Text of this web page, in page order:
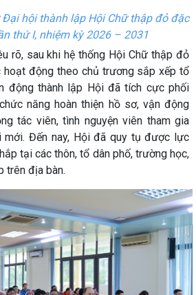
hội thành lập Hội Chữ thập đỏ đặc
thứ I, nhiệm kỳ 2026 – 2031
rõ, sau khi hệ thống Hội Chữ thập đỏ
hoạt động theo chủ trương sắp xếp tổ
động thành lập Hội đã tích cực phối
năng hoàn thiện hồ sơ, vận động
tác viên, tình nguyện viên tham gia
Đến nay, Hội đã quy tụ được lực
tại các thôn, tổ dân phố, trường học,
trên địa bàn.